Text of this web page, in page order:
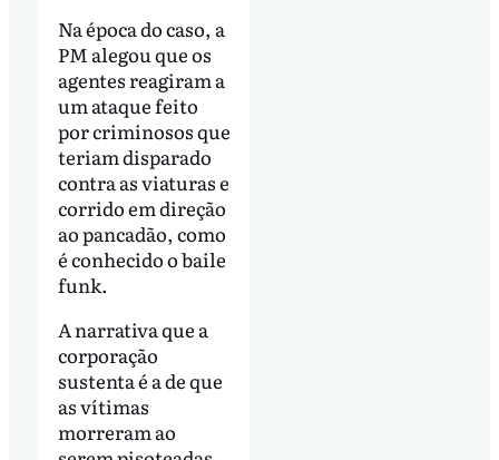
Na época do caso, a
PM alegou que os
agentes reagiram a
um ataque feito
por criminosos que
teriam disparado
contra as viaturas e
corrido em direção
ao pancadão, como
é conhecido o baile
funk.
A narrativa que a
corporação
sustenta é a de que
as vítimas
morreram ao